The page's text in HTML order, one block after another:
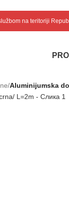
na teritoriji
/Aluminijumska